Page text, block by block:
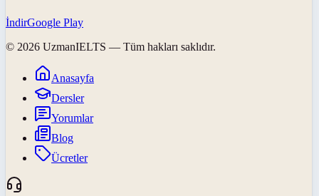
İndirGoogle Play
© 2026 UzmanIELTS — Tüm hakları saklıdır.
Anasayfa
Dersler
Yorumlar
Blog
Ücretler